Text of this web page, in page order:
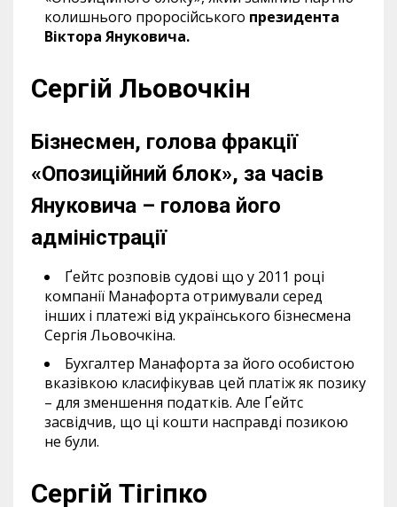
колишнього проросійського президента
Віктора Януковича.
Сергій Льовочкін
Бізнесмен, голова фракції
«Опозиційний блок», за часів
Януковича – голова його
адміністрації
Ґейтс розповів судові що у 2011 році
компанії Манафорта отримували серед
інших і платежі від українського бізнесмена
Сергія Льовочкіна.
Бухгалтер Манафорта за його особистою
вказівкою класифікував цей платіж як позику
– для зменшення податків. Але Ґейтс
засвідчив, що ці кошти насправді позикою
не були.
Сергій Тігіпко